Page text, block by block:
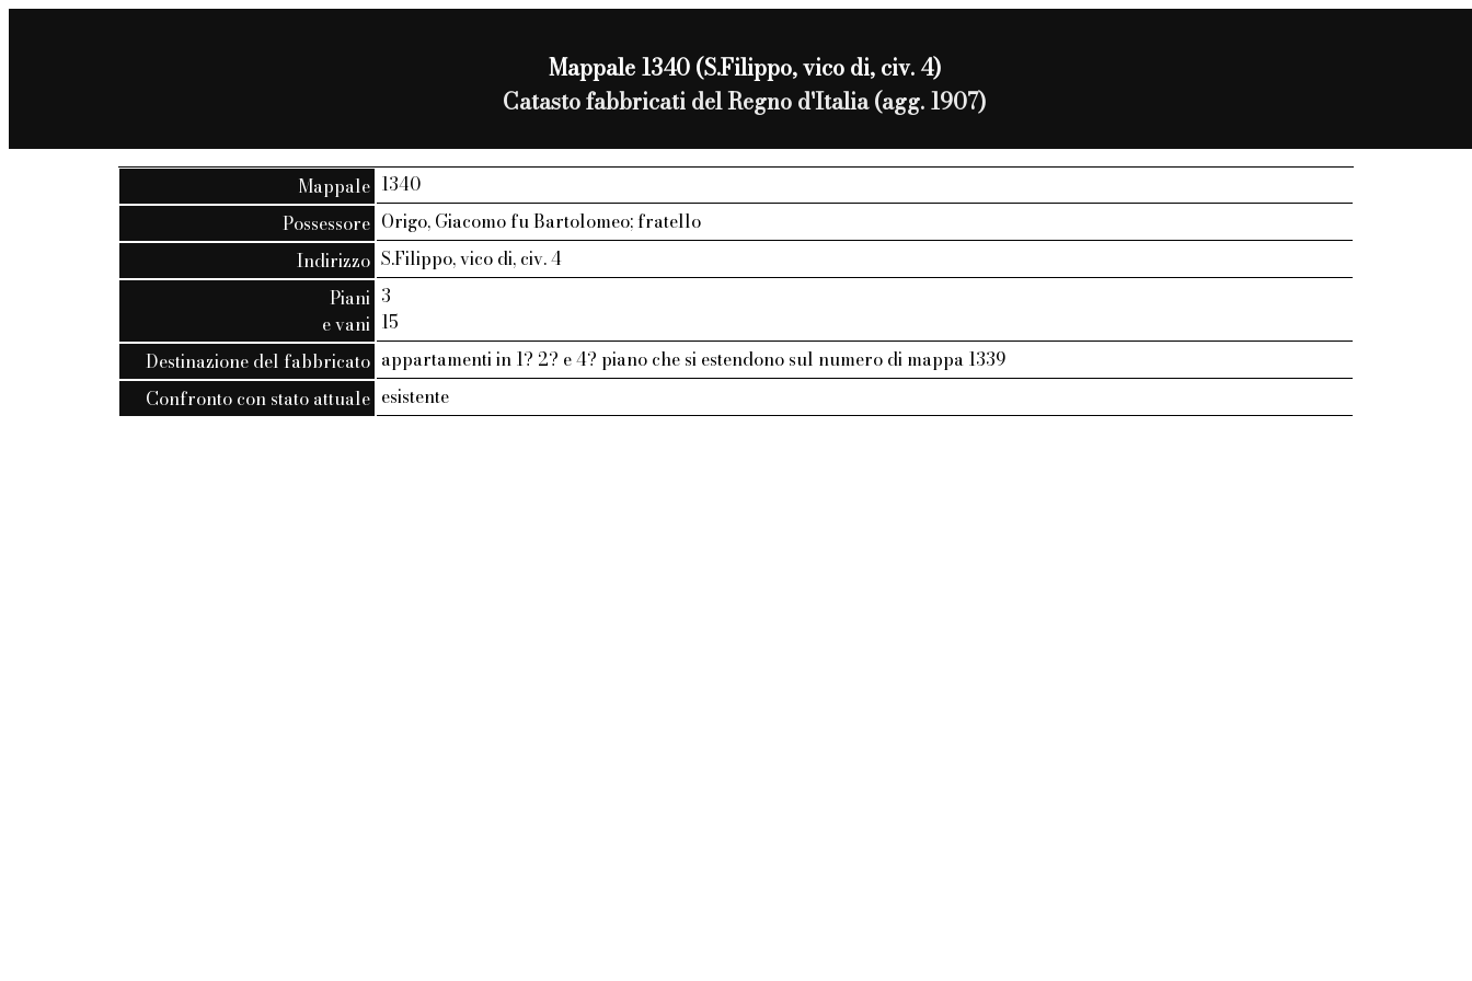
Mappale 1340 (S.Filippo, vico di, civ. 4)
Catasto fabbricati del Regno d'Italia (agg. 1907)
Mappale 1340
Possessore Origo, Giacomo fu Bartolomeo; fratello
Indirizzo S.Filippo, vico di, civ. 4
Piani
e vani
3
15
Destinazione del fabbricato appartamenti in 1? 2? e 4? piano che si estendono sul numero di mappa 1339
Confronto con stato attuale esistente